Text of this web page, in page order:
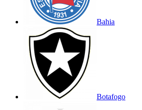
Bahia
Botafogo